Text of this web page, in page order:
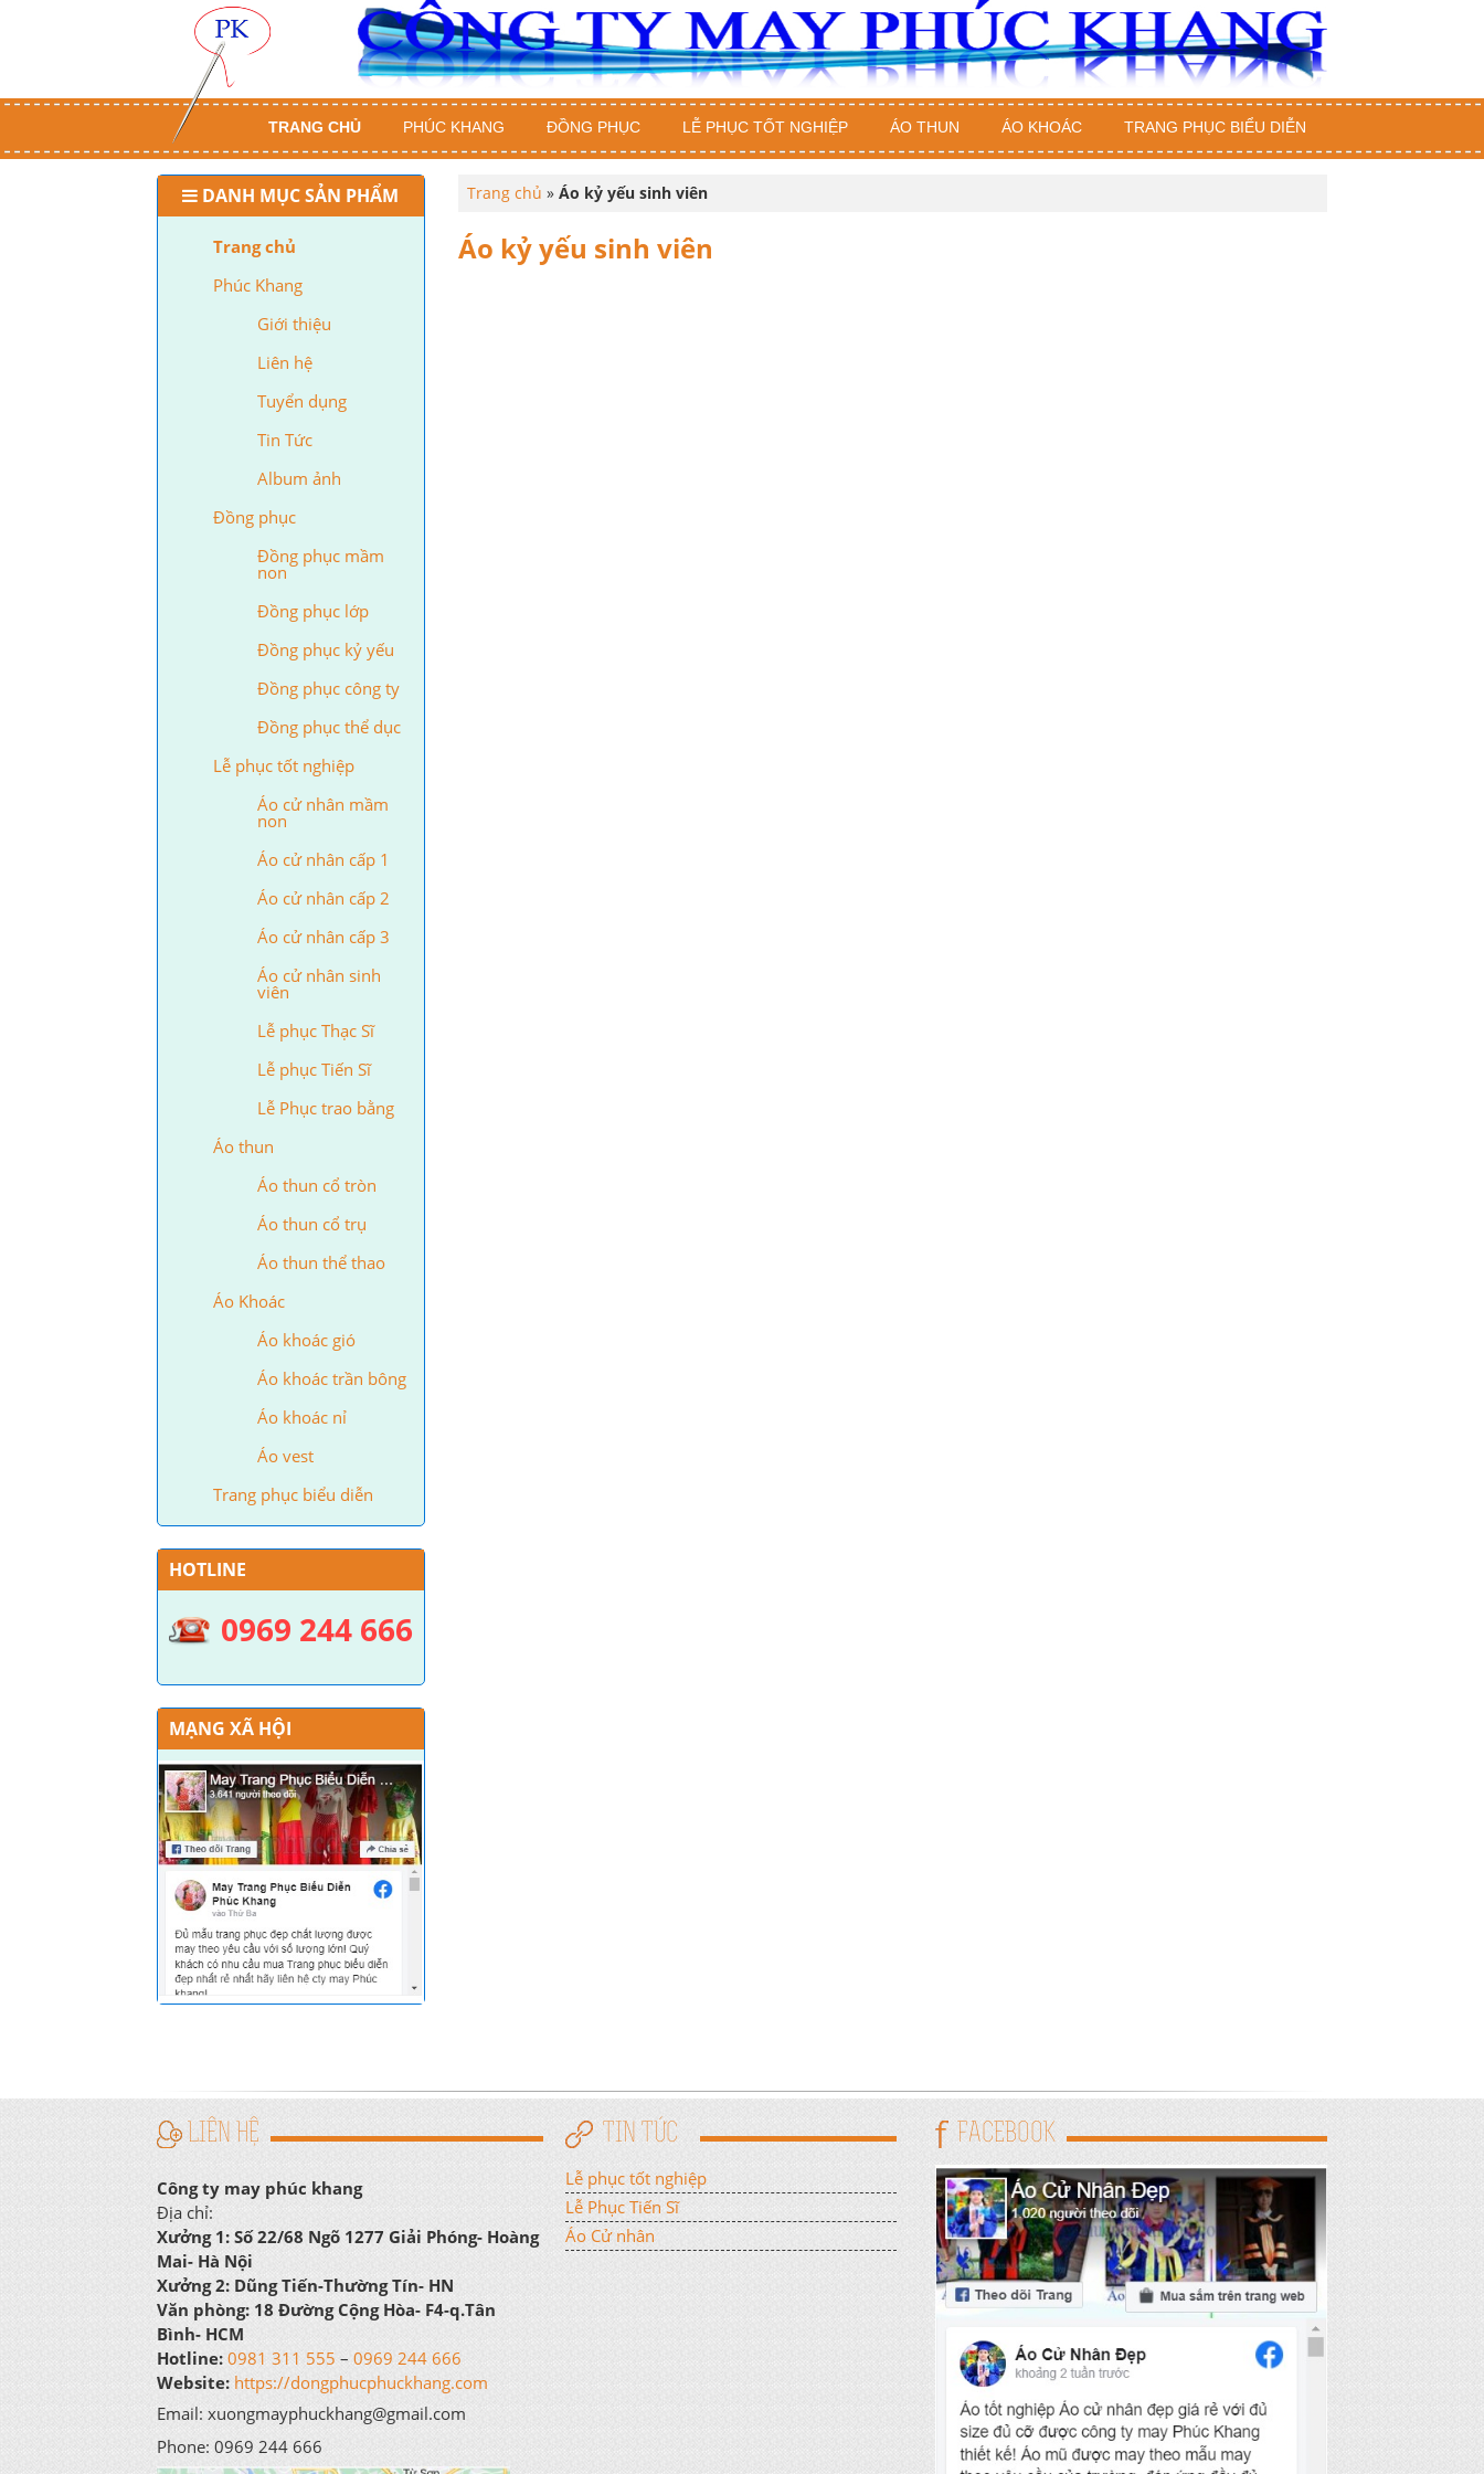
TRANG CHỦ PHÚC KHANG ĐỒNG PHỤC LỄ PHỤC TỐT NGHIỆP ÁO THUN ÁO KHOÁC TRANG PHỤC BIỂU DIỄN
DANH MỤC SẢN PHẨM
Trang chủ
Phúc Khang
Giới thiệu
Liên hệ
Tuyển dụng
Tin Tức
Album ảnh
Đồng phục
Đồng phục mầm
non
Đồng phục lớp
Đồng phục kỷ yếu
Đồng phục công ty
Đồng phục thể dục
Lễ phục tốt nghiệp
Áo cử nhân mầm
non
Áo cử nhân cấp 1
Áo cử nhân cấp 2
Áo cử nhân cấp 3
Áo cử nhân sinh
viên
Lễ phục Thạc Sĩ
Lễ phục Tiến Sĩ
Lễ Phục trao bằng
Áo thun
Áo thun cổ tròn
Áo thun cổ trụ
Áo thun thể thao
Áo Khoác
Áo khoác gió
Áo khoác trần bông
Áo khoác nỉ
Áo vest
Trang phục biểu diễn
HOTLINE
0969 244 666
MẠNG XÃ HỘI
Trang chủ » Áo kỷ yếu sinh viên
Áo kỷ yếu sinh viên
LIÊN HỆ
Công ty may phúc khang
Địa chỉ:
Xưởng 1: Số 22/68 Ngõ 1277 Giải Phóng- Hoàng
Mai- Hà Nội
Xưởng 2: Dũng Tiến-Thường Tín- HN
Văn phòng: 18 Đường Cộng Hòa- F4-q.Tân
Bình- HCM
Hotline: 0981 311 555 – 0969 244 666
Website: https://dongphucphuckhang.com
Email: xuongmayphuckhang@gmail.com
Phone: 0969 244 666
TIN TỨC
Lễ phục tốt nghiệp
Lễ Phục Tiến Sĩ
Áo Cử nhân
FACEBOOK